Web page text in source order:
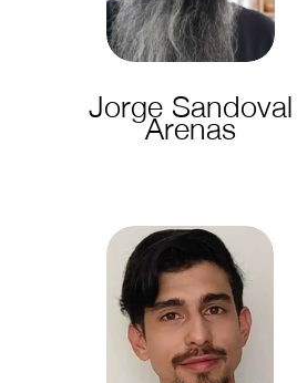
Jorge Sandoval
Arenas